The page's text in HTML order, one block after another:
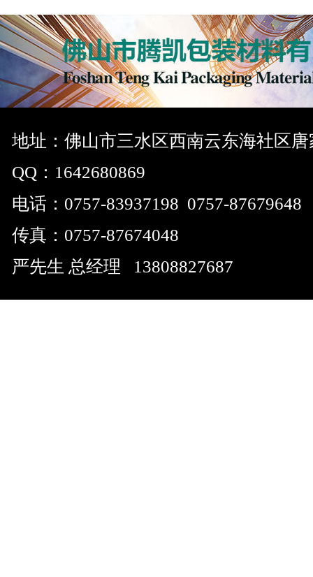
地址：佛山市三水区西南云东海社区
QQ：1642680869
电话：0757-83937198 0757-
传真：0757-87674048
严先生 总经理 13808827687